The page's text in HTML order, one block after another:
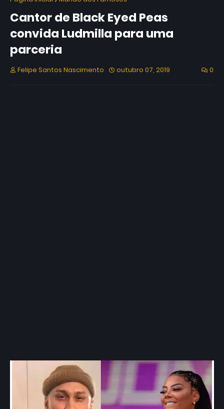
Cantor de Black Eyed Peas
convida Ludmilla para uma
parceria
Felipe Santos Nascimento outubro 07, 2019 0